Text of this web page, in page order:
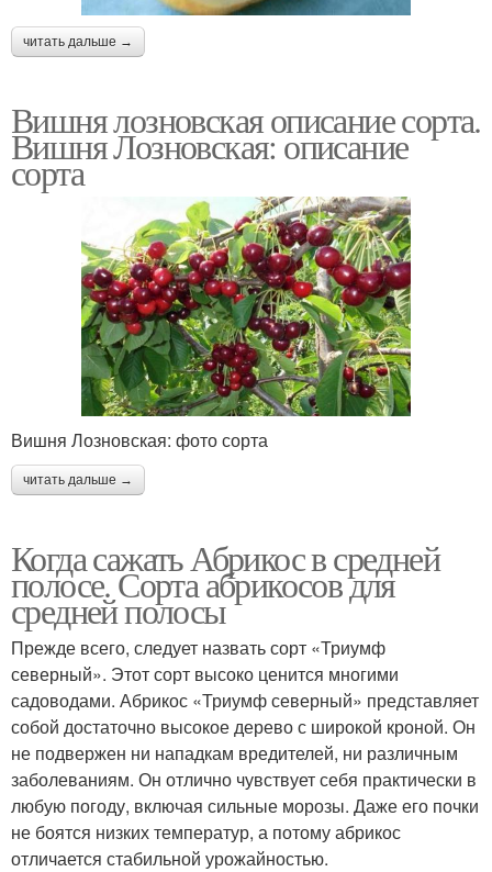
читать дальше →
Вишня лозновская описание сорта.
Вишня Лозновская: описание
сорта
Вишня Лозновская: фото сорта
читать дальше →
Когда сажать Абрикос в средней
полосе. Сорта абрикосов для
средней полосы
Прежде всего, следует назвать сорт «Триумф
северный». Этот сорт высоко ценится многими
садоводами. Абрикос «Триумф северный» представляет
собой достаточно высокое дерево с широкой кроной. Он
не подвержен ни нападкам вредителей, ни различным
заболеваниям. Он отлично чувствует себя практически в
любую погоду, включая сильные морозы. Даже его почки
не боятся низких температур, а потому абрикос
отличается стабильной урожайностью.